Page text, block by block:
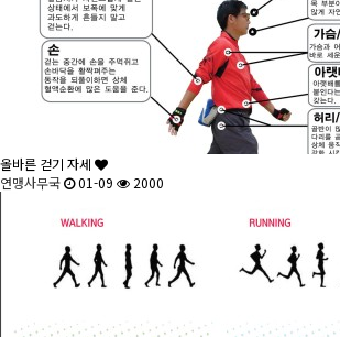
올바른 걷기 자세
연맹사무국
01-09 2000